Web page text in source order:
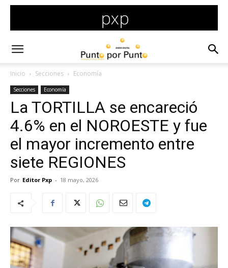
Inicio Secciones Economía
Secciones Economía
La TORTILLA se encareció
4.6% en el NOROESTE y fue
el mayor incremento entre
siete REGIONES
Por Editor Pxp - 18 mayo, 2026